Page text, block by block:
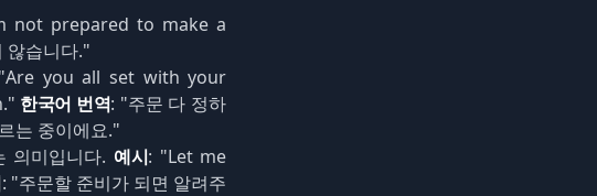
not prepared to make a
않습니다."
you all set with your
한국어 번역: "주문 다 정하
는 중이에요."
의미입니다. 예시: "Let me
: "주문할 준비가 되면 알려주